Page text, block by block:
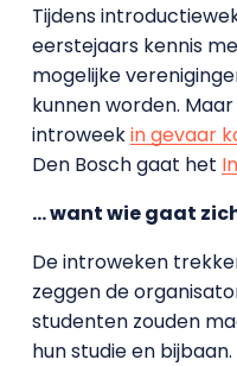
Tijdens
eerstejaars kennis
mogelijke
kunnen worden.
introweekin gevaar
Den Bosch gaat het
… want wie gaat
De introweken
zeggen de
studenten zouden
hun studie en